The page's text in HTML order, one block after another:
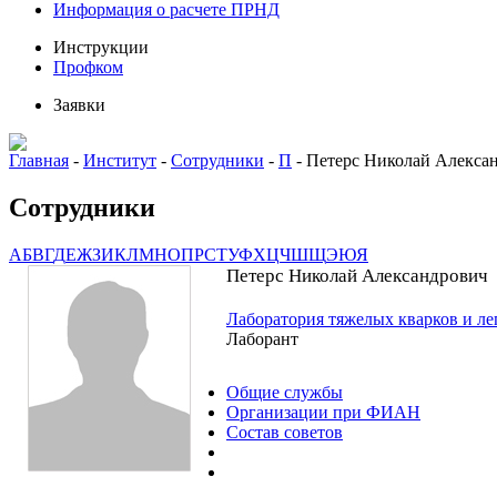
Информация о расчете ПРНД
Инструкции
Профком
Заявки
Главная - Институт - Сотрудники - П - Петерс Николай
Сотрудники
АБВГДЕЖЗИКЛМНОПРСТУФХЦЧШЩЭЮЯ
Петерс Николай Александрович
Лаборатория тяжелых кварков и
Лаборант
Общие службы
Организации при ФИАН
Состав советов